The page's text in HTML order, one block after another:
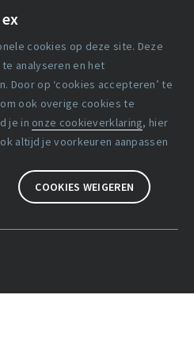
cookies op deze site. Deze
analyseren en het
Door op ‘cookies accepteren’ te
ook overige cookies te
je in onze cookieverklaring, hier
altijd je voorkeuren aanpassen
COOKIES WEIGEREN